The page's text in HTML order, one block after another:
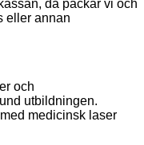
då packar vi och
eller annan
och
utbildningen.
medicinsk laser